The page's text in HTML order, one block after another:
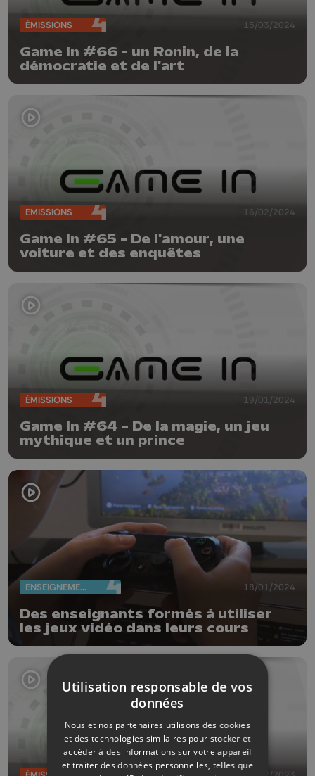
ÉMISSIONS 15/03/2024
Game In #66 - un Ronin, de la
démocratie et de l'art
ÉMISSIONS 16/02/2024
Game In #65 - De l'amour, une
voiture et des enquêtes
ÉMISSIONS 19/01/2024
Game In #64 - De la magie, un jeu
mythique et un prince
ENSEIGNEMENT 18/01/2024
Des enseignants formés à utiliser
les jeux vidéo dans leurs cours
Utilisation responsable de vos
données
Nous et nos partenaires utilisons des cookies
et des technologies similaires pour stocker et
accéder à des informations sur votre appareil
et traiter des données personnelles, telles que